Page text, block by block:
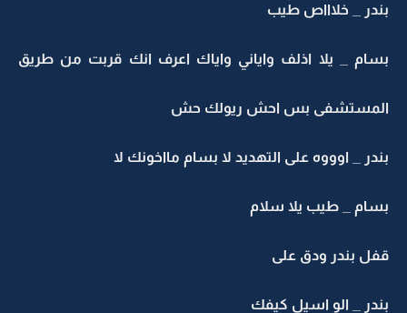
بندر _ خلاااص طيب
بسام _ يلا اذلف واياني واياك اعرف انك قربت من طريق
المستشفى بس احش ريولك حش
بندر _ اوووه على التهديد لا بسام مااخونك لا
بسام _ طيب يلا سلام
قفل بندر ودق على
بندر _ الو اسيل كيفك